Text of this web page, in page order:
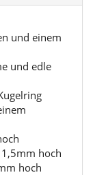
und einem
und edle
hoch
hoch